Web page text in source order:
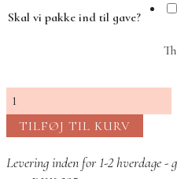
Skal vi pakke ind til gave?
Personligt
amuletvedhæng
–
vælg
TILFØJ TIL KURV
Levering inden for 1-2 hverdage -